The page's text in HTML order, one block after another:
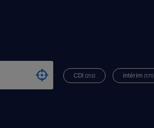
CDI(213) intérim(171)